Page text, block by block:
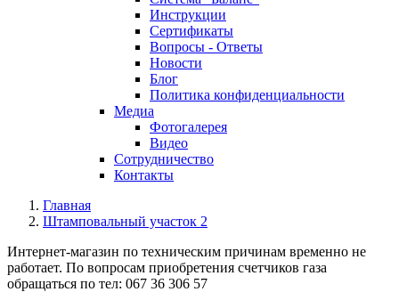
Инструкции
Cертификаты
Вопросы - Ответы
Новости
Блог
Политика конфиденциальности
Медиа
Фотогалерея
Видео
Сотрудничество
Контакты
Главная
Штамповальный участок 2
Интернет-магазин по техническим причинам временно не
работает. По вопросам приобретения счетчиков газа
обращаться по тел: 067 36 306 57